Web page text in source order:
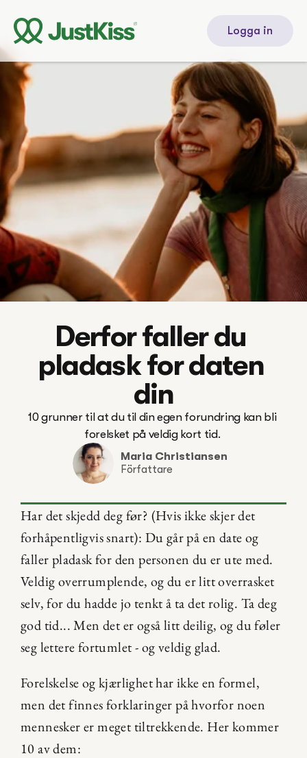
Logga in
Derfor faller du
pladask for daten
din
10 grunner til at du til din egen forundring kan bli
Maria Christiansen
Författare
Har det skjedd deg før? (Hvis ikke skjer det
forhåpentligvis snart): Du går på en date og
faller pladask for den personen du er ute med.
Veldig overrumplende, og du er litt overrasket
selv, for du hadde jo tenkt å ta det rolig. Ta deg
god tid... Men det er også litt deilig, og du føler
seg lettere fortumlet - og veldig glad.
Forelskelse og kjærlighet har ikke en formel,
men det finnes forklaringer på hvorfor noen
mennesker er meget tiltrekkende. Her kommer
10 av dem: